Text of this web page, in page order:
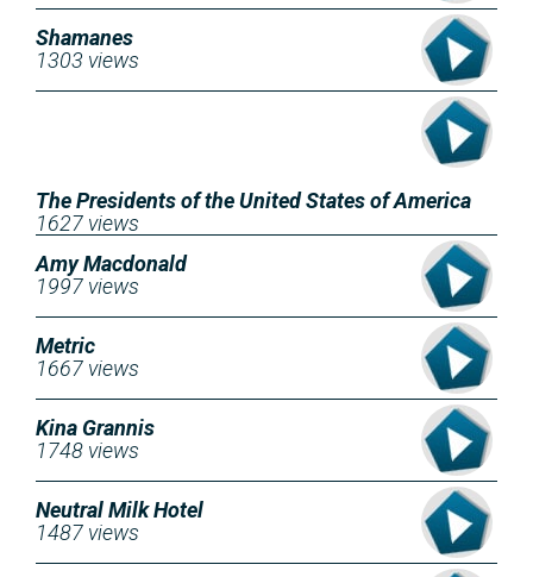
Shamanes
1303 views
The Presidents of the United States of America
1627 views
Amy Macdonald
1997 views
Metric
1667 views
Kina Grannis
1748 views
Neutral Milk Hotel
1487 views